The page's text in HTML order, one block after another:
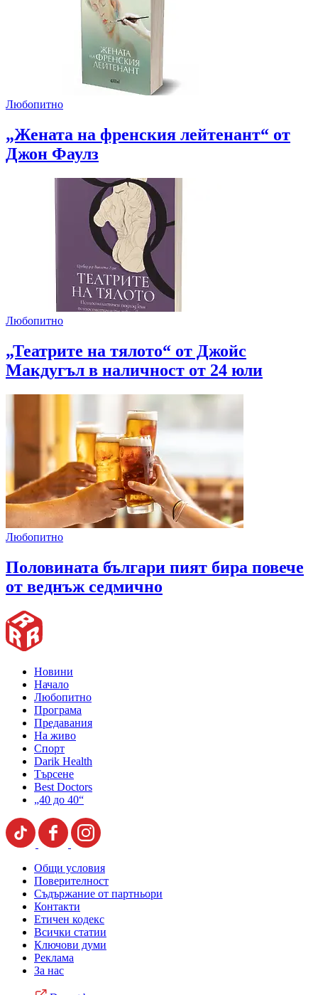
Любопитно
„Жената на френския лейтенант“ от
Джон Фаулз
Любопитно
„Театрите на тялото“ от Джойс
Макдугъл в наличност от 24 юли
Любопитно
Половината българи пият бира повече
от веднъж седмично
Новини
Начало
Любопитно
Програма
Предавания
На живо
Спорт
Darik Health
Търсене
Best Doctors
„40 до 40“
Общи условия
Поверителност
Съдържание от партньори
Контакти
Етичен кодекс
Всички статии
Ключови думи
Реклама
За нас